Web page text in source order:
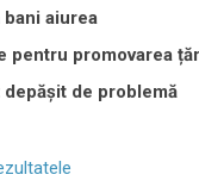
bani aiurea
pentru promovarea
de problemă